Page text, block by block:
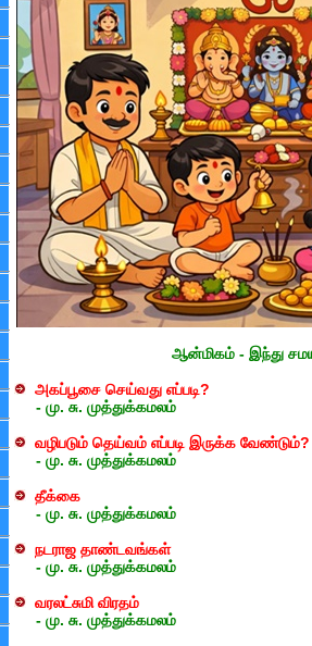
ஆன்மிகம் - இந்து
அகப்பூசை செய்வது எப்படி?
- மு. சு. முத்துக்கமலம்
வழிபடும் தெய்வம் எப்படி இருக்க வேண்டும்?
- மு. சு. முத்துக்கமலம்
தீக்கை
- மு. சு. முத்துக்கமலம்
நடராஜ தாண்டவங்கள்
- மு. சு. முத்துக்கமலம்
வரலட்சுமி விரதம்
- மு. சு. முத்துக்கமலம்